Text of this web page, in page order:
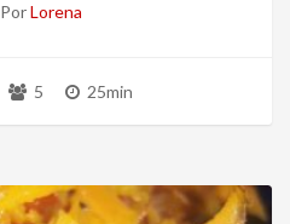
PorLorena
5 25min